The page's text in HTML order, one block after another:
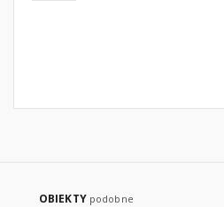
OBIEKTY podobne